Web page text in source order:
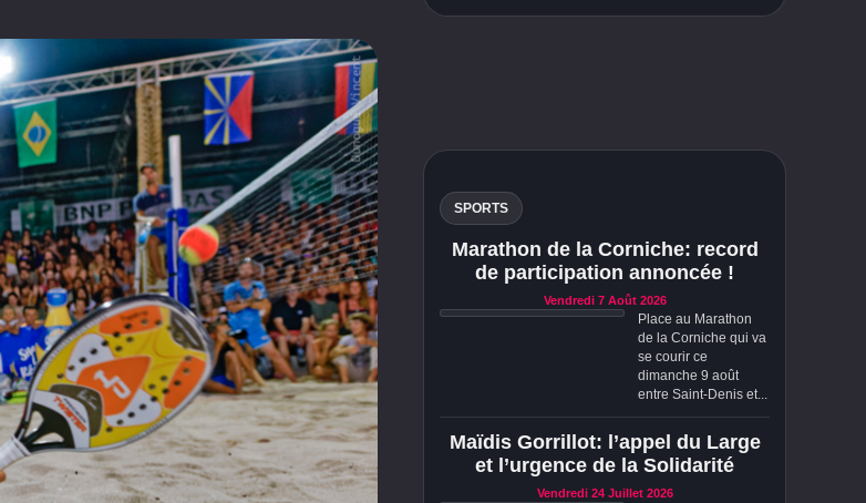
SPORTS
Marathon de la Corniche: record
de participation annoncée !
Vendredi 7 Août 2026
Place au Marathon
de la Corniche qui va
se courir ce
dimanche 9 août
entre Saint-Denis et...
Maïdis Gorrillot: l’appel du Large
et l’urgence de la Solidarité
Vendredi 24 Juillet 2026